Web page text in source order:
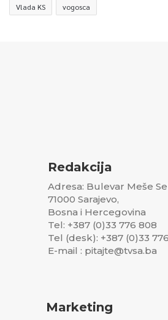
Vlada KS vogosca
Redakcija
Adresa: Bulevar Meše
71000 Sarajevo,
Bosna i Hercegovina
Tel: +387 (0)33 776 808
Tel (desk): +387 (0)33
E-mail : pitajte@tvsa.ba
Marketing